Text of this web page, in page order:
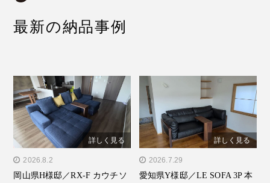
最新の納品事例
" alt="岡山県H様邸／RX-F
カウチソファ W2730"/>
詳しく見る
2026.8.2
岡山県H様邸／RX-F カウチソ
" alt="愛知県Y様邸／LE
SOFA 3P 本革"/>
詳しく見る
2026.7.29
愛知県Y様邸／LE SOFA 3P 本